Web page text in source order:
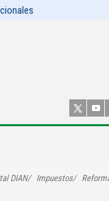
DIAN Impuestos